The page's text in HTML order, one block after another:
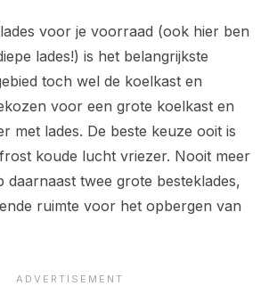
voor je voorraad (ook hier ben
lades!) is het belangrijkste
toch wel de koelkast en
voor een grote koelkast en
met lades. De beste keuze ooit is
koude lucht vriezer. Nooit meer
daarnaast twee grote besteklades,
ruimte voor het opbergen van